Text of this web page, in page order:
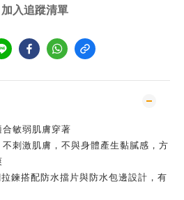
加入追蹤清單
敏弱肌膚穿著
刺激肌膚，不與身體產生黏膩感，方
鍊搭配防水擋片與防水包邊設計，有